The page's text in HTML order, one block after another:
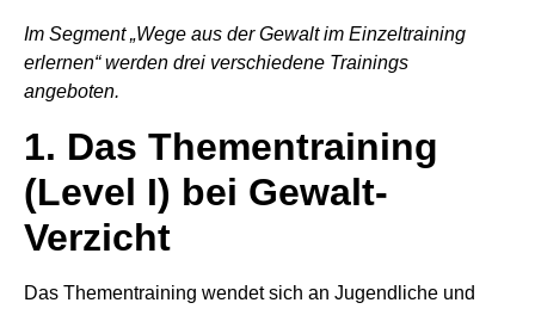
Im Segment „Wege aus der Gewalt im Einzeltraining
erlernen“ werden drei verschiedene Trainings
angeboten.
1. Das Thementraining
(Level I) bei Gewalt-
Verzicht
Das Thementraining wendet sich an Jugendliche und